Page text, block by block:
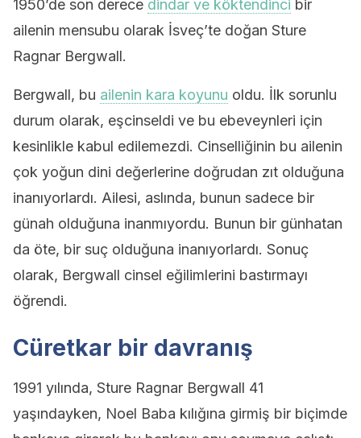
1950’de son derece dindar ve köktendinci bir
ailenin mensubu olarak İsveç’te doğan Sture
Ragnar Bergwall.
Bergwall, bu ailenin kara koyunu oldu. İlk sorunlu
durum ​​olarak, eşcinseldi ve bu ebeveynleri için
kesinlikle kabul edilemezdi. Cinselliğinin bu ailenin
çok yoğun dini değerlerine doğrudan zıt olduğuna
inanıyorlardı. Ailesi, aslında, bunun sadece bir
günah olduğuna inanmıyordu. Bunun bir günhatan
da öte, bir suç olduğuna inanıyorlardı. Sonuç
olarak, Bergwall cinsel eğilimlerini bastırmayı
öğrendi.
Cüretkar bir davranış
1991 yılında, Sture Ragnar Bergwall 41
yaşındayken, Noel Baba kılığına girmiş bir biçimde